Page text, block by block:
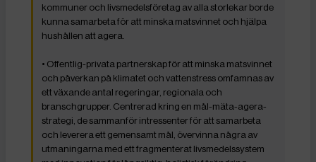
kommuner och livsmedelsföretag av alla storlekar borde
kunna samarbeta för att minska matsvinnet och hjälpa
hushållen att agera.
• Offentlig-privata partnerskap för att minska matsvinnet
och påverkan på klimatet och vattenstress omfamnas av
ett växande antal regeringar, regionala och
branschgrupper. Centrerad kring en mål-mäta-agera-
strategi, de sammanför intressenter för att samarbeta
och leverera ett gemensamt mål, övervinna några av
utmaningarna med ett fragmenterat livsmedelssystem